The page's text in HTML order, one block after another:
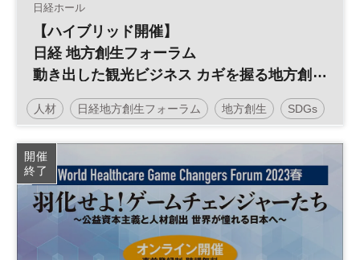
日経ホール
【ハイブリッド開催】
日経 地方創生フォーラム
動き出した観光ビジネス カギを握る地方創
生人材
人材 日経地方創生フォーラム 地方創生 SDGs
インバウンド 観光
参加無料
開催
終了